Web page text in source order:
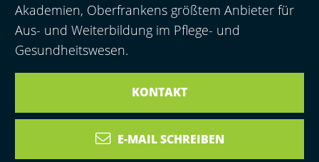
Akademien, Oberfrankens größtem Anbieter für
Aus- und Weiterbildung im Pflege- und
Gesundheitswesen.
KONTAKT
E-MAIL SCHREIBEN